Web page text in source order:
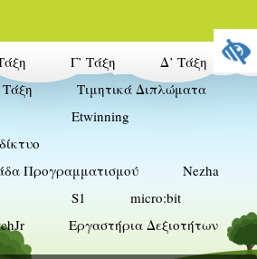
Γ’ Τάξη
Δ’ Τάξη
Τιμητικά Διπλώματα
Etwinning
Προγραμματισμού
Nezha
S1
micro:bit
Εργαστήρια Δεξιοτήτων